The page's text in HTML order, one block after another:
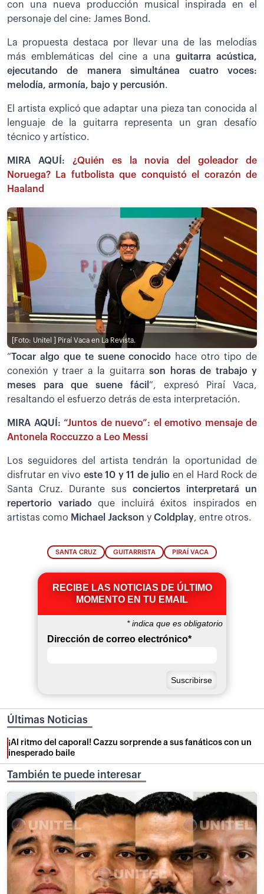
con una nueva producción musical inspirada en el
personaje del cine: James Bond.
La propuesta destaca por llevar una de las melodías
más emblemáticas del cine a una guitarra acústica,
ejecutando de manera simultánea cuatro voces:
melodía, armonía, bajo y percusión.
El artista explicó que adaptar una pieza tan conocida al
lenguaje de la guitarra representa un gran desafío
técnico y artístico.
MIRA AQUÍ: ¿Quién es la novia del goleador de
Noruega? La futbolista que conquistó el corazón de
Haaland
[Foto: Unitel ] Piraí Vaca en La Revista.
“Tocar algo que te suene conocido hace otro tipo de
conexión y traer a la guitarra son horas de trabajo y
meses para que suene fácil ”, expresó Piraí Vaca,
resaltando el esfuerzo detrás de esta interpretación.
MIRA AQUÍ: “Juntos de nuevo”: el emotivo mensaje de
Antonela Roccuzzo a Leo Messi
Los seguidores del artista tendrán la oportunidad de
disfrutar en vivo este 10 y 11 de julio en el Hard Rock de
Santa Cruz. Durante sus conciertos interpretará un
repertorio variado que incluirá éxitos inspirados en
artistas como Michael Jackson y Coldplay, entre otros.
SANTA CRUZ GUITARRISTA PIRAÍ VACA
RECIBE LAS NOTICIAS DE ÚLTIMO
MOMENTO EN TU EMAIL
*indica que es obligatorio
Dirección de correo electrónico*
Últimas Noticias
¡Al ritmo del caporal! Cazzu sorprende a sus fanáticos con un
inesperado baile
También te puede interesar